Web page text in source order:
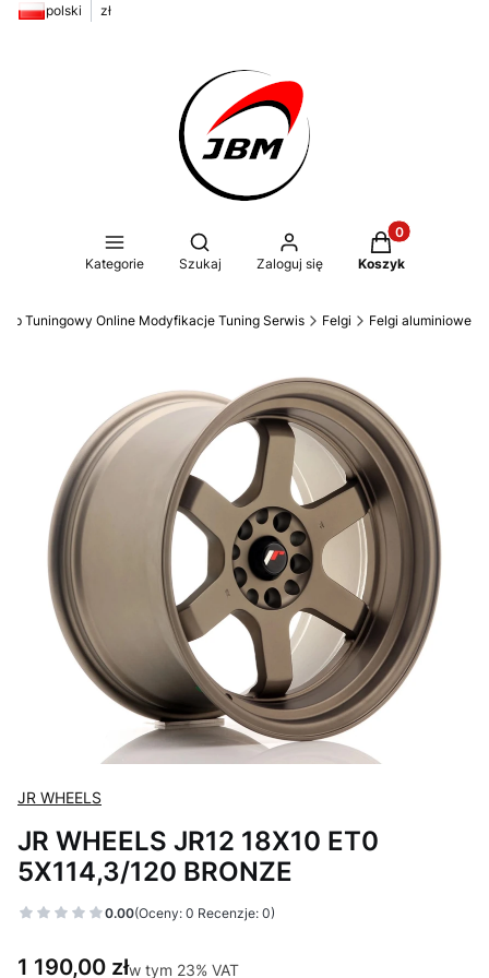
polski zł
Kategorie
Otwórz wyszukiwarkę
Szukaj Zaloguj się
Produkty w
Koszyk
Tuningowy Online Modyfikacje Tuning Serwis Felgi Felgi aluminiowe
JR WHEELS
JR WHEELS JR12 18X10 ET0
5X114,3/120 BRONZE
0.00(Oceny: 0 Recenzje: 0)
Cena
1 190,00 złw tym 23% VAT
w tym 23% VAT